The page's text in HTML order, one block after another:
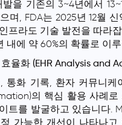
을 기존의 3~4년에서
며, FDA는 2025년 12월
프라도 기술 발전을 따라
내에 약 60%의 확률로 이
효율화 (EHR Analysis and
통화 기록, 환자 커뮤니
의 핵심 활용 사례로
트를 발굴하고 있습니다.